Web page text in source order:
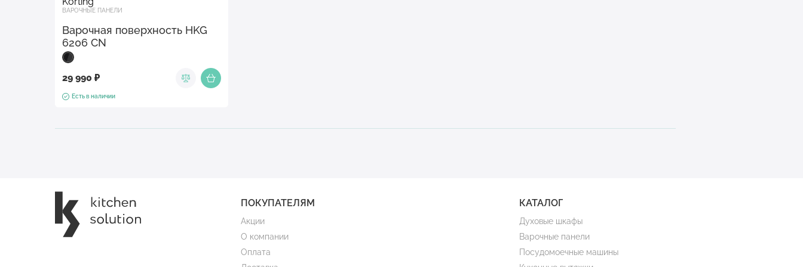
ВАРОЧНЫЕ ПАНЕЛИ
Варочная поверхность HKG
6206 CN
29 990 ₽
Есть в наличии
ПОКУПАТЕЛЯМ
Акции
О компании
Оплата
КАТАЛОГ
Духовые шкафы
Варочные панели
Посудомоечные машины